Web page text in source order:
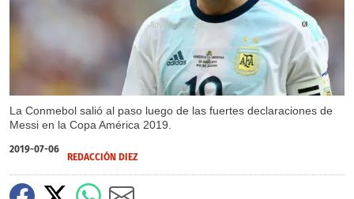
La Conmebol salió al paso luego de las fuertes declaraciones de
Messi en la Copa América 2019.
X
2019-07-06
REDACCIÓN DIEZ